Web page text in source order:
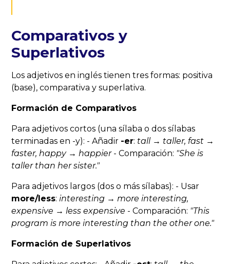
Comparativos y
Superlativos
Los adjetivos en inglés tienen tres formas: positiva
(base), comparativa y superlativa.
Formación de Comparativos
Para adjetivos cortos (una sílaba o dos sílabas
terminadas en -y): - Añadir -er: tall → taller, fast →
faster, happy → happier- Comparación: "She is
tallerthan her sister."
Para adjetivos largos (dos o más sílabas): - Usar
more/less:interesting → more interesting,
expensive → less expensive - Comparación: "This
program ismore interesting than the other one."
Formación de Superlativos